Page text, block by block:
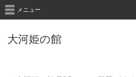
大河姫の館
メニュー